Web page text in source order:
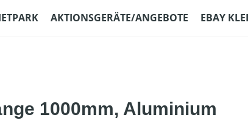
AKTIONSGERÄTE/ANGEBOTE EBAY
1000mm, Aluminium